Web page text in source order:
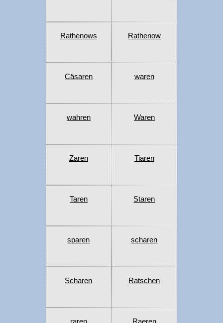
Rathenows Rathenow
Cäsaren waren
wahren Waren
Zaren Tiaren
Taren Staren
sparen scharen
Scharen Ratschen